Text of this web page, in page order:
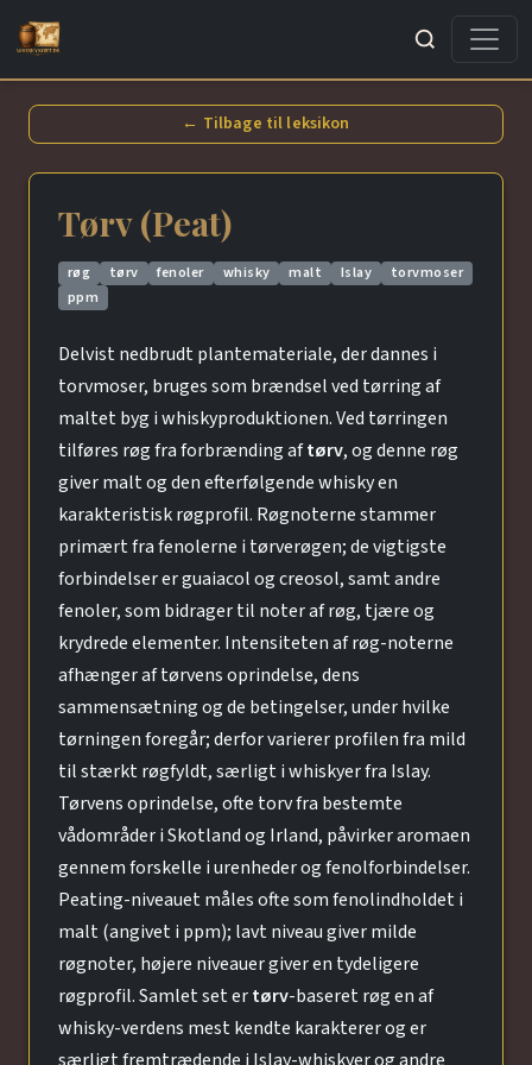
Søg
← Tilbage til leksikon
Tørv (Peat)
røg tørv fenoler whisky malt Islay
torvmoser
ppm
Delvist nedbrudt plantemateriale, der dannes i
torvmoser, bruges som brændsel ved tørring af
maltet byg i whiskyproduktionen. Ved tørringen
tilføres røg fra forbrænding aftørv, og denne røg
giver malt og den efterfølgende whisky en
karakteristisk røgprofil. Røgnoterne stammer
primært fra fenolerne i tørverøgen; de vigtigste
forbindelser er guaiacol og creosol, samt andre
fenoler, som bidrager til noter af røg, tjære og
krydrede elementer. Intensiteten af røg-noterne
afhænger af tørvens oprindelse, dens
sammensætning og de betingelser, under hvilke
tørningen foregår; derfor varierer profilen fra mild
til stærkt røgfyldt, særligt i whiskyer fra Islay.
Tørvens oprindelse, ofte torv fra bestemte
vådområder i Skotland og Irland, påvirker aromaen
gennem forskelle i urenheder og fenolforbindelser.
Peating-niveauet måles ofte som fenolindholdet i
malt (angivet i ppm); lavt niveau giver milde
røgnoter, højere niveauer giver en tydeligere
røgprofil. Samlet set ertørv-baseret røg en af
whisky-verdens mest kendte karakterer og er